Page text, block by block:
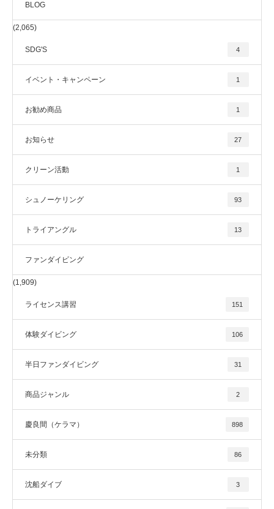
BLOG
(2,065)
SDG'S 4
イベント・キャンペーン 1
お勧め商品 1
お知らせ 27
クリーン活動 1
シュノーケリング 93
トライアングル 13
ファンダイビング
(1,909)
ライセンス講習 151
体験ダイビング 106
半日ファンダイビング 31
商品ジャンル 2
慶良間（ケラマ） 898
未分類 86
沈船ダイブ 3